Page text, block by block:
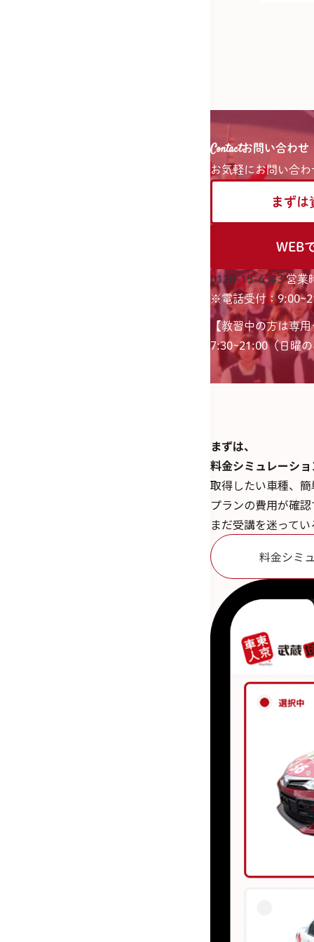
Contactお問い合わせ
お気軽に お問い合
まずは
WEB
0120-15-6343 営業
※電話受付：
【教習中の方は専
7:30~21:00（日曜
まずは、
料金シミュレーシ
取得したい車種、
プランの費用が確
まだ受講を迷って
料金シミ